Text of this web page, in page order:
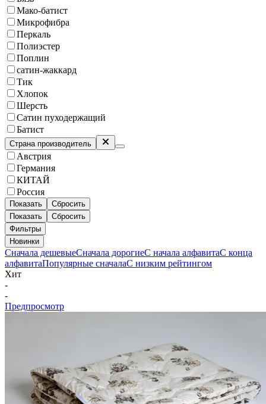
Мако-батист
Микрофибра
Перкаль
Полиэстер
Поплин
сатин-жаккард
Тик
Хлопок
Шерсть
Сатин пуходержащий
Батист
Страна производитель
Австрия
Германия
КИТАЙ
Россия
Показать
Сбросить
Показать
Сбросить
Фильтры
Новинки
Сначала дешевыеСначала дорогиеС начала алфавитаС конца
алфавитаПопулярные сначалаС низким рейтингом
Хит
-
-
Предпросмотр